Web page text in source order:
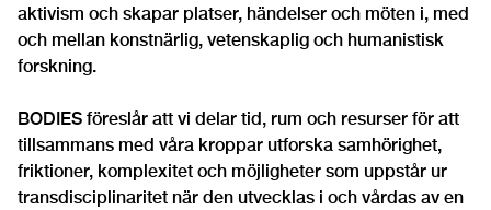
aktivism och skapar platser, händelser och möten i, med
och mellan konstnärlig, vetenskaplig och humanistisk
forskning.
BODIES föreslår att vi delar tid, rum och resurser för att
tillsammans med våra kroppar utforska samhörighet,
friktioner, komplexitet och möjligheter som uppstår ur
transdisciplinaritet när den utvecklas i och vårdas av en